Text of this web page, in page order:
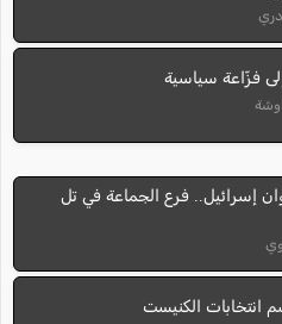
فزّاعة سياسية
إسرائيل.. فرع الجماعة في تل
انتخابات الكنيست